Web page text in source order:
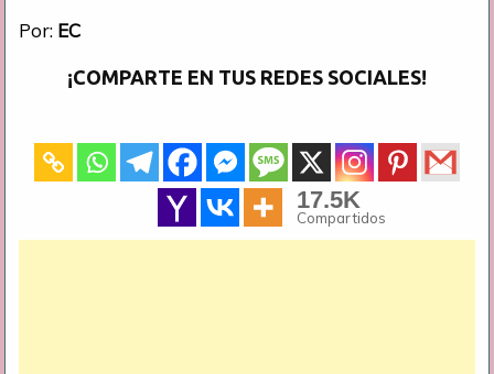
Por: EC
¡COMPARTE EN TUS REDES SOCIALES!
17.5K
Compartidos